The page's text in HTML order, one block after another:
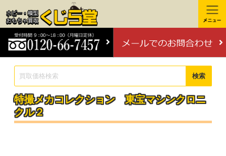
検索
特撮メカコレクション 東宝マシンクロニ
クル２